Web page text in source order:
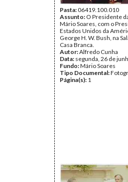
Pasta:06419.100.010
Assunto: O Presidente
Mário Soares, com o
Estados Unidos da
George H. W. Bush, na
Casa Branca.
Autor:Alfredo Cunha
Data: segunda, 26 de
Fundo:Mário Soares
Tipo Documental:
Página(s): 1